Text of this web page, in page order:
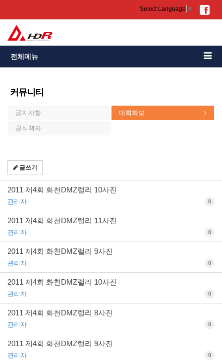
Select Language ▼
전체메뉴
커뮤니티
공지사항 대회화보
공식책자
글쓰기
2011 제4회 화천DMZ랠리 10사진
관리자 0
2011 제4회 화천DMZ랠리 11사진
관리자 0
2011 제4회 화천DMZ랠리 9사진
관리자 0
2011 제4회 화천DMZ랠리 10사진
관리자 0
2011 제4회 화천DMZ랠리 8사진
관리자 0
2011 제4회 화천DMZ랠리 9사진
관리자 0